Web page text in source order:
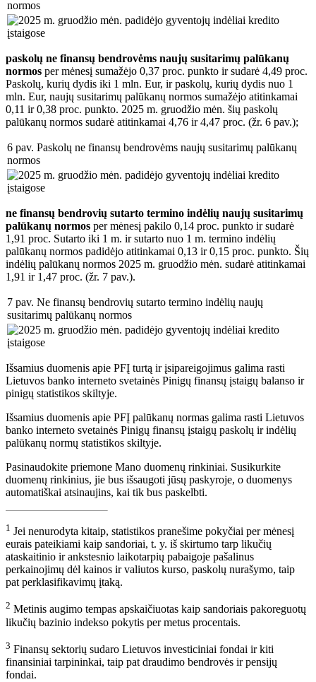
normos
paskolų ne finansų bendrovėms naujų susitarimų palūkanų
normos per mėnesį sumažėjo 0,37 proc. punkto ir sudarė 4,49 proc.
Paskolų, kurių dydis iki 1 mln. Eur, ir paskolų, kurių dydis nuo 1
mln. Eur, naujų susitarimų palūkanų normos sumažėjo atitinkamai
0,11 ir 0,38 proc. punkto. 2025 m. gruodžio mėn. šių paskolų
palūkanų normos sudarė atitinkamai 4,76 ir 4,47 proc. (žr. 6 pav.);
6 pav. Paskolų ne finansų bendrovėms naujų susitarimų palūkanų
normos
ne finansų bendrovių sutarto termino indėlių naujų susitarimų
palūkanų normos per mėnesį pakilo 0,14 proc. punkto ir sudarė
1,91 proc. Sutarto iki 1 m. ir sutarto nuo 1 m. termino indėlių
palūkanų normos padidėjo atitinkamai 0,13 ir 0,15 proc. punkto. Šių
indėlių palūkanų normos 2025 m. gruodžio mėn. sudarė atitinkamai
1,91 ir 1,47 proc. (žr. 7 pav.).
7 pav. Ne finansų bendrovių sutarto termino indėlių naujų
susitarimų palūkanų normos
Išsamius duomenis apie PFĮ turtą ir įsipareigojimus galima rasti
Lietuvos banko interneto svetainės Pinigų finansų įstaigų balanso ir
pinigų statistikos skiltyje.
Išsamius duomenis apie PFĮ palūkanų normas galima rasti Lietuvos
banko interneto svetainės Pinigų finansų įstaigų paskolų ir indėlių
palūkanų normų statistikos skiltyje.
Pasinaudokite priemone Mano duomenų rinkiniai. Susikurkite
duomenų rinkinius, jie bus išsaugoti jūsų paskyroje, o duomenys
automatiškai atsinaujins, kai tik bus paskelbti.
1 Jei nenurodyta kitaip, statistikos pranešime pokyčiai per mėnesį
eurais pateikiami kaip sandoriai, t. y. iš skirtumo tarp likučių
ataskaitinio ir ankstesnio laikotarpių pabaigoje pašalinus
perkainojimų dėl kainos ir valiutos kurso, paskolų nurašymo, taip
pat perklasifikavimų įtaką.
2 Metinis augimo tempas apskaičiuotas kaip sandoriais pakoreguotų
likučių bazinio indekso pokytis per metus procentais.
3 Finansų sektorių sudaro Lietuvos investiciniai fondai ir kiti
finansiniai tarpininkai, taip pat draudimo bendrovės ir pensijų
fondai.